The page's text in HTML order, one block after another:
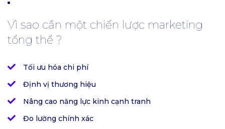
Vì sao cần một chiến lược marketing
tổng thể ?
Tối ưu hóa chi phí
Định vị thương hiệu
Nâng cao năng lực kinh cạnh tranh
Đo lường chính xác